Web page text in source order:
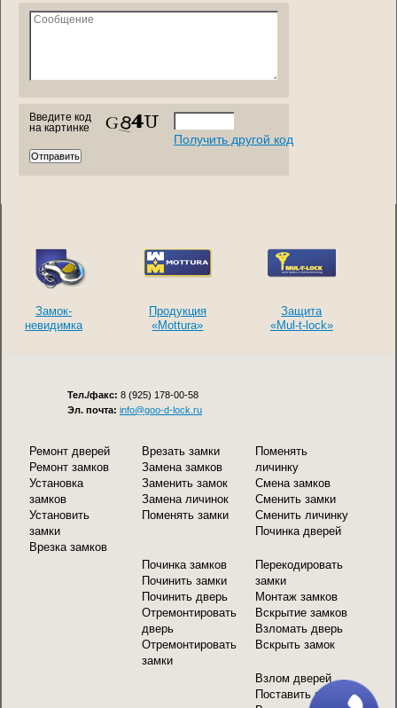
Введите код
на картинке
Получить другой код
Замок-
невидимка
Продукция
«Mottura»
Защита
«Mul-t-lock»
Тел./факс: 8 (925) 178-00-58
Эл. почта: info@goo-d-lock.ru
Ремонт дверей
Ремонт замков
Установка
замков
Установить
замки
Врезка замков
Врезать замки
Замена замков
Заменить замок
Замена личинок
Поменять замки
Поменять
личинку
Смена замков
Сменить замки
Сменить личинку
Починка дверей
Починка замков
Починить замки
Починить дверь
Отремонтировать
дверь
Отремонтировать
замки
Перекодировать
замки
Монтаж замков
Вскрытие замков
Взломать дверь
Вскрыть замок
Взлом дверей
Поставить замок